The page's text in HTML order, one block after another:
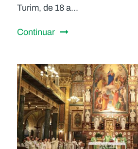
Turim, de 18 a...
Continuar